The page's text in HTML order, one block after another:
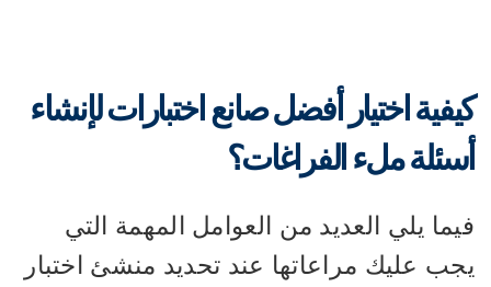
اختيار أفضل صانع اختبارات لإنشاء
ملء الفراغات؟
يلي العديد من العوامل المهمة التي
عليك مراعاتها عند تحديد منشئ اختبار